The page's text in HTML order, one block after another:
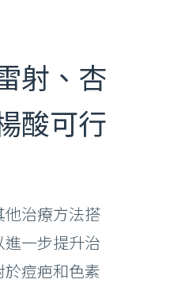
射、杏
酸可行
治療方法搭
一步提升治
痘疤和色素